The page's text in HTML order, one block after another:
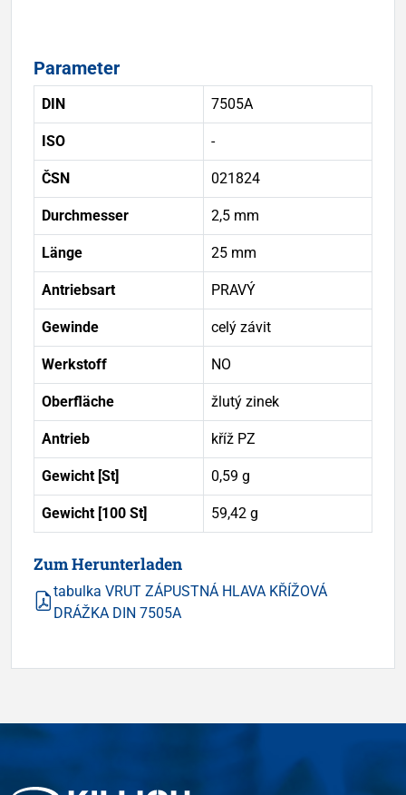
Parameter
DIN 7505A
ISO -
ČSN 021824
Durchmesser 2,5 mm
Länge 25 mm
Antriebsart PRAVÝ
Gewinde celý závit
Werkstoff NO
Oberfläche žlutý zinek
Antrieb kříž PZ
Gewicht [St] 0,59 g
Gewicht [100 St] 59,42 g
Zum Herunterladen
tabulka VRUT ZÁPUSTNÁ HLAVA KŘÍŽOVÁ
DRÁŽKA DIN 7505A